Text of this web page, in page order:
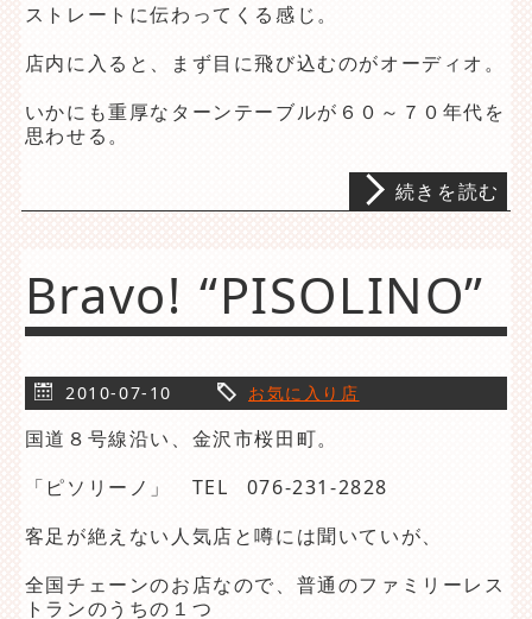
ストレートに伝わってくる感じ。
店内に入ると、まず目に飛び込むのがオーディオ。
いかにも重厚なターンテーブルが６０～７０年代を
思わせる。
続きを読む
Bravo! “PISOLINO”
2010-07-10 お気に入り店
国道８号線沿い、金沢市桜田町。
「ピソリーノ」 TEL 076-231-2828
客足が絶えない人気店と噂には聞いていが、
全国チェーンのお店なので、普通のファミリーレス
トランのうちの１つ